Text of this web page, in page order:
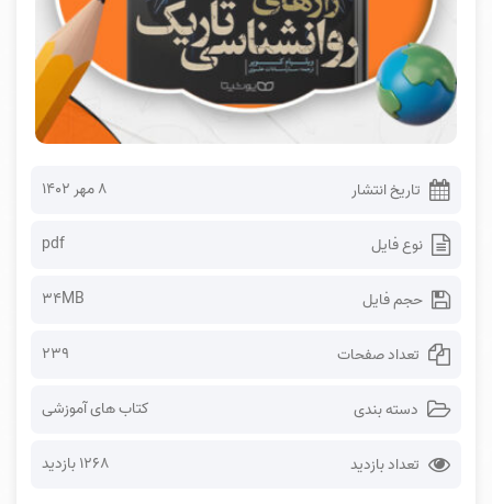
تاریخ انتشار ۸ مهر ۱۴۰۲
نوع فایل pdf
حجم فایل 34MB
تعداد صفحات 239
دسته بندی کتاب های آموزشی
تعداد بازدید 1268 بازدید